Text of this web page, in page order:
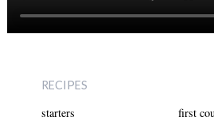
RECIPES
starters
first